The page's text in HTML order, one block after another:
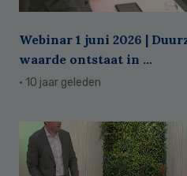
Webinar 1 juni 2026 |
waarde ontstaat in ...
· 10 jaar geleden